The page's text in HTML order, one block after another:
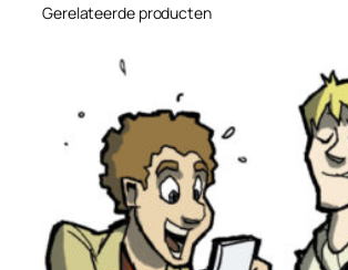
Gerelateerde producten